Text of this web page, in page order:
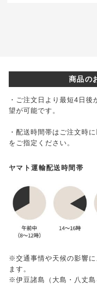
商品の
・ご注文日より最短4日
望が可能です。
・配送時間帯はご注文時
をご指定ください。
ヤマト運輸配送時間帯
※交通事情や天候の影響
ます。
※伊豆諸島（大島・八丈